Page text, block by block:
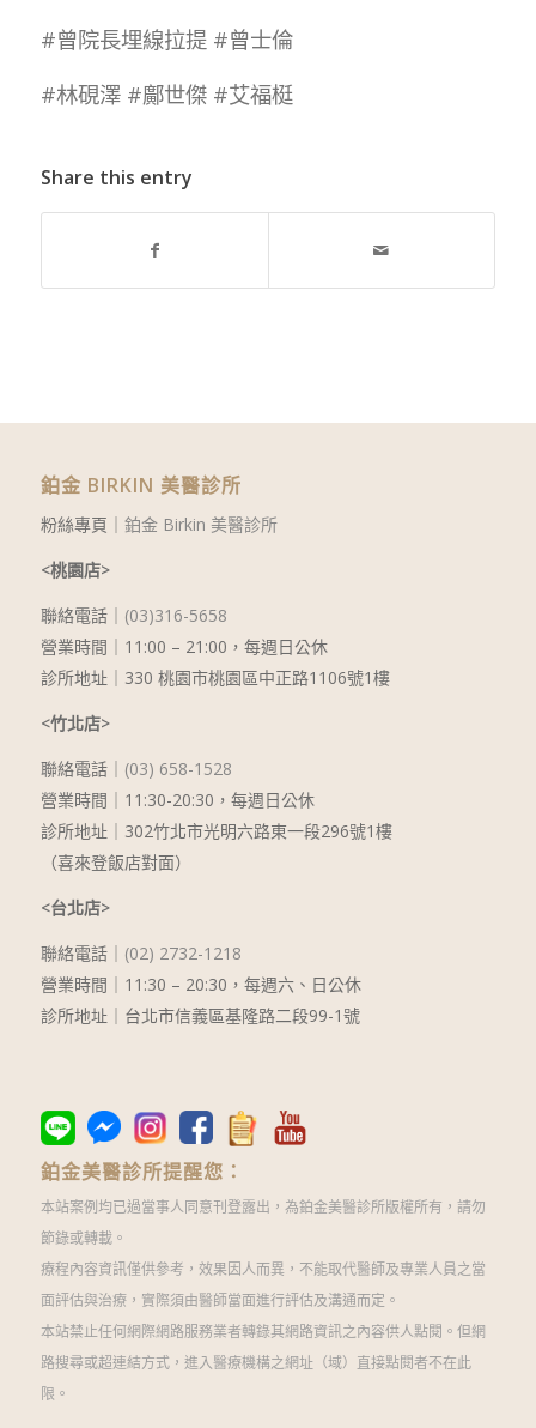
#曾院長埋線拉提 #曾士倫
#林硯澤 #鄺世傑 #艾福梃
Share this entry
鉑金 BIRKIN 美醫診所
粉絲專頁｜ 鉑金 Birkin 美醫診所
<桃園店>
聯絡電話｜ (03)316-5658
營業時間｜11:00 – 21:00，每週日公休
診所地址｜330 桃園市桃園區中正路1106號1樓
<竹北店>
聯絡電話｜ (03) 658-1528
營業時間｜11:30-20:30，每週日公休
診所地址｜302竹北市光明六路東一段296號1樓
（喜來登飯店對面）
<台北店>
聯絡電話｜ (02) 2732-1218
營業時間｜ 11:30 – 20:30 ，每週六、日公休
診所地址｜台北市信義區基隆路二段99-1號
鉑金美醫診所提醒您：
本站案例均已過當事人同意刊登露出，為鉑金美醫診所版權所有，請勿
節錄或轉載。
療程內容資訊僅供參考，效果因人而異，不能取代醫師及專業人員之當
面評估與治療，實際須由醫師當面進行評估及溝通而定。
本站禁止任何網際網路服務業者轉錄其網路資訊之內容供人點閱。但網
路搜尋或超連結方式，進入醫療機構之網址（域）直接點閱者不在此
限。